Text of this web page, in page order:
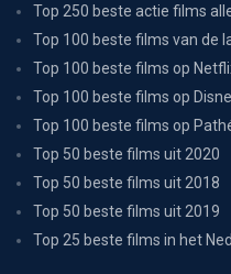
Top 250 beste actie films
Top 100 beste films van de
Top 100 beste films op
Top 100 beste films op
Top 100 beste films op
Top 50 beste films uit 2020
Top 50 beste films uit 2018
Top 50 beste films uit 2019
Top 25 beste films in het